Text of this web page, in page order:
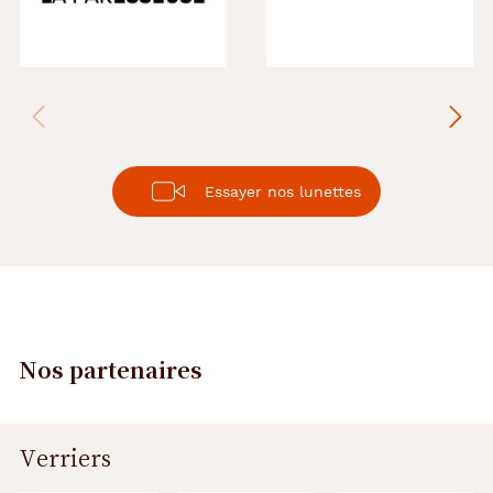
Essayer nos lunettes
Nos partenaires
Verriers